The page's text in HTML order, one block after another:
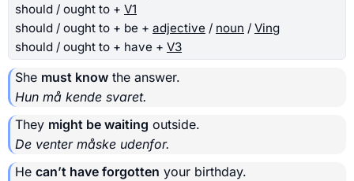
should / ought to + V1
should / ought to + be + adjective / noun / Ving
should / ought to + have + V3
She must know the answer.
Hun må kende svaret.
They might be waiting outside.
De venter måske udenfor.
He can’t have forgotten your birthday.